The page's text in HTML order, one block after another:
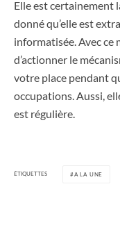
Elle est certainement
donné qu’elle est
informatisée. Avec ce
d’actionner le
votre place pendant
occupations. Aussi,
est régulière.
ÉTIQUETTES A LA UNE